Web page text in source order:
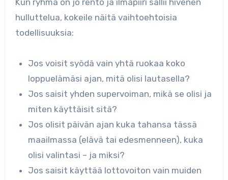
Kun ryhmä on jo rento ja ilmapiiri sallii hivenen
hulluttelua, kokeile näitä vaihtoehtoisia
todellisuuksia:
Jos voisit syödä vain yhtä ruokaa koko
loppuelämäsi ajan, mitä olisi lautasella?
Jos saisit yhden supervoiman, mikä se olisi ja
miten käyttäisit sitä?
Jos olisit päivän ajan kuka tahansa tässä
maailmassa (elävä tai edesmenneen), kuka
olisi valintasi – ja miksi?
Jos saisit käyttää lottovoiton vain muiden